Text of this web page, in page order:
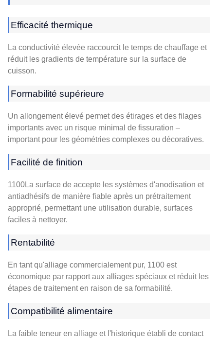
Efficacité thermique
La conductivité élevée raccourcit le temps de chauffage et
réduit les gradients de température sur la surface de
cuisson.
Formabilité supérieure
Un allongement élevé permet des étirages et des filages
importants avec un risque minimal de fissuration –
important pour les géométries complexes ou décoratives.
Facilité de finition
1100La surface de accepte les systèmes d'anodisation et
antiadhésifs de manière fiable après un prétraitement
approprié, permettant une utilisation durable, surfaces
faciles à nettoyer.
Rentabilité
En tant qu'alliage commercialement pur, 1100 est
économique par rapport aux alliages spéciaux et réduit les
étapes de traitement en raison de sa formabilité.
Compatibilité alimentaire
La faible teneur en alliage et l'historique établi de contact